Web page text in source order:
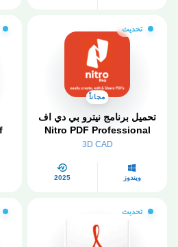
تحديث
مجاناً
تحميل برنامج نيترو بي دي اف
Nitro PDF Professional
64 Bit Myegy مجانا
3D CAD
ويندوز 2025
تحديث